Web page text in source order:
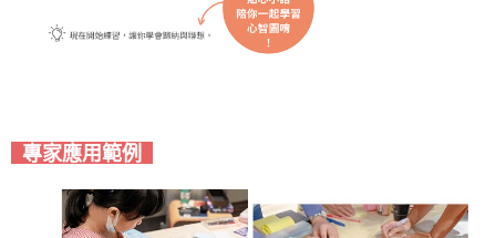
專家應用範例